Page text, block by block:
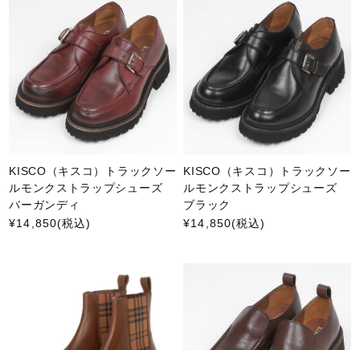
KISCO（キスコ）トラックソー
ルモンクストラップシューズ
バーガンディ
¥14,850(税込)
KISCO（キスコ）トラックソー
ルモンクストラップシューズ
ブラック
¥14,850(税込)